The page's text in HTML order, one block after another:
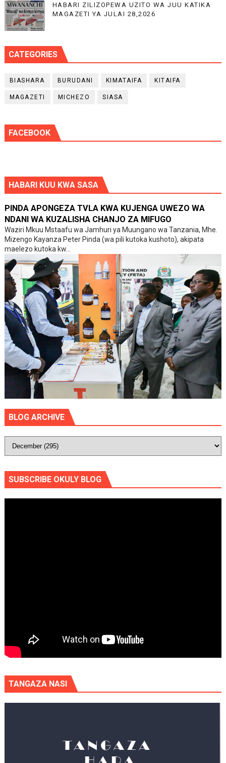
HABARI ZILIZOPEWA UZITO WA JUU KATIKA
MAGAZETI YA JULAI 28,2026
CATEGORIES
BIASHARA BURUDANI KIMATAIFA KITAIFA
MAGAZETI MICHEZO SIASA
FACEBOOK
HABARI KUU KWA SASA
PINDA APONGEZA TVLA KWA KUJENGA UWEZO WA
NDANI WA KUZALISHA CHANJO ZA MIFUGO
Waziri Mkuu Mstaafu wa Jamhuri ya Muungano wa Tanzania, Mhe.
Mizengo Kayanza Peter Pinda (wa pili kutoka kushoto), akipata
maelezo kutoka kw...
BLOG ARCHIVE
SUBSCRIBE OKULY BLOG
TANGAZA NASI